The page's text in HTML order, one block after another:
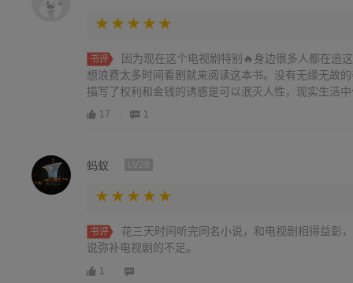
书评
因为现在这个电视剧特别🔥身边很多人都在追
想浪费太多时间看剧就来阅读这本书。没有无缘无故
描写了权利和金钱的诱惑是可以泯灭人性，现实生活
17 1
蚂蚁
书评
花三天时间听完同名小说，和电视剧相得益彰
说弥补电视剧的不足。
1